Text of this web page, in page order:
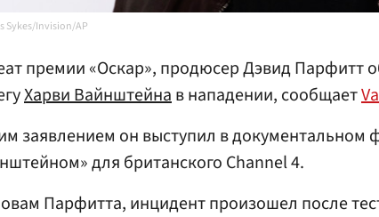
Sykes/Invision/AP
премии «Оскар», продюсер Дэвид Парфитт
Харви Вайнштейнав нападении, сообщает
заявлением он выступил в документальном
для британского Channel 4.
Парфитта, инцидент произошел после